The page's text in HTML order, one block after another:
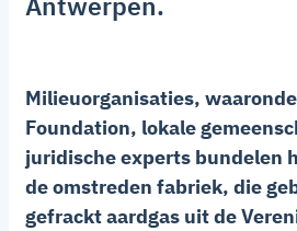
Milieuorganisaties,
Foundation, lokale
juridische experts bundelen
de omstreden fabriek, die
gefrackt aardgas uit de